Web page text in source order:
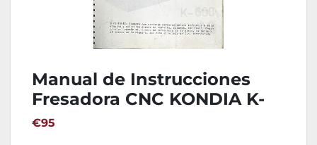
Manual de Instrucciones
Fresadora CNC KONDIA K-
600
€95